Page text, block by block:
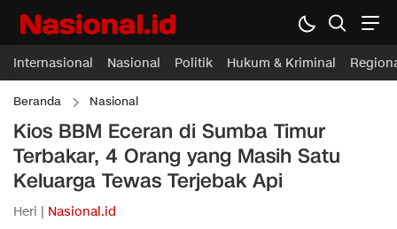
Internasional Nasional Politik Hukum & Kriminal
Beranda Nasional
Kios BBM Eceran di Sumba Timur
Terbakar, 4 Orang yang Masih Satu
Keluarga Tewas Terjebak Api
Heri | Nasional.id